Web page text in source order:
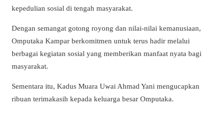
kepedulian sosial di tengah masyarakat.
Dengan semangat gotong royong dan nilai-nilai kemanusiaan,
Omputaka Kampar berkomitmen untuk terus hadir melalui
berbagai kegiatan sosial yang memberikan manfaat nyata bagi
masyarakat.
Sementara itu, Kadus Muara Uwai Ahmad Yani mengucapkan
ribuan terimakasih kepada keluarga besar Omputaka.